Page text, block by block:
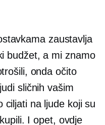
zaustavlja
budžet, a mi znamo
onda očito
sličnih vašim
ciljati na ljude koji su
I opet, ovdje